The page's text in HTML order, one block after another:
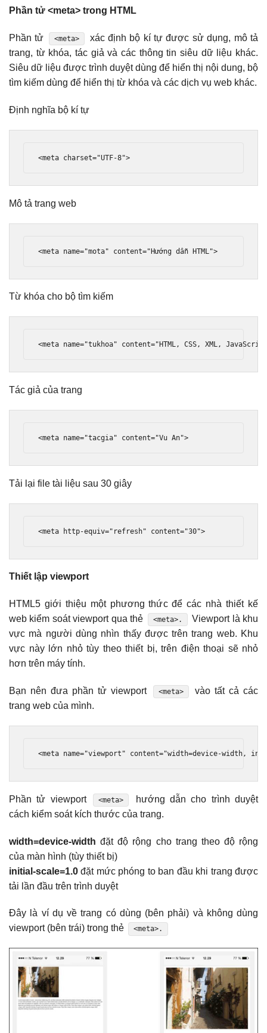
Phần tử <meta> trong HTML
Phần tử <meta>
xác định bộ kí tự được sử dụng, mô tả
trang, từ khóa, tác giả và các thông tin siêu dữ liệu khác.
Siêu dữ liệu được trình duyệt dùng để hiển thị nội dung, bộ
tìm kiếm dùng để hiển thị từ khóa và các dịch vụ web khác.
Định nghĩa bộ kí tự
<meta charset="UTF-8">
Mô tả trang web
<meta name="mota" content="Hướng dẫn HTML">
Từ khóa cho bộ tìm kiếm
<meta name="tukhoa" content="HTML, CSS, XML,
Tác giả của trang
<meta name="tacgia" content="Vu An">
Tải lại file tài liệu sau 30 giây
<meta http-equiv="refresh" content="30">
Thiết lập viewport
HTML5 giới thiệu một phương thức để các nhà thiết kế
web kiểm soát viewport qua thẻ
<meta>.
Viewport là khu
vực mà người dùng nhìn thấy được trên trang web. Khu
vực này lớn nhỏ tùy theo thiết bị, trên điện thoại sẽ nhỏ
hơn trên máy tính.
Bạn nên đưa phần tử viewport <meta>
vào tất cả các
trang web của mình.
<meta name="viewport" content="width=device-width,
Phần tử viewport <meta>
hướng dẫn cho trình duyệt
cách kiểm soát kích thước của trang.
width=device-width đặt độ rộng cho trang theo độ rộng
của màn hình (tùy thiết bị)
initial-scale=1.0 đặt mức phóng to ban đầu khi trang được
tải lần đầu trên trình duyệt
Đây là ví dụ về trang có dùng (bên phải) và không dùng
viewport (bên trái) trong thẻ
<meta>.